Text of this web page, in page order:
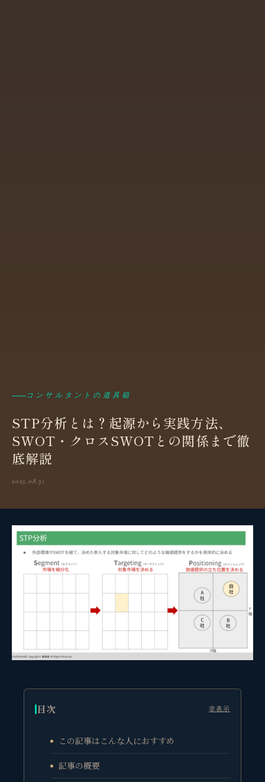
コンサルタントの道具箱
STP分析とは？起源から実践方法、
SWOT・クロスSWOTとの関係まで徹
底解説
2025.08.31
目次 非表示
この記事はこんな人におすすめ
記事の概要